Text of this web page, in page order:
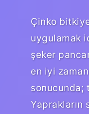
Çinko
uygulamak
şeker
en iyi
sonucunda;
Yaprakların